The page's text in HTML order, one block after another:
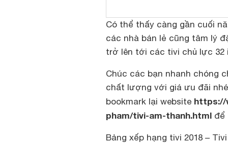
Có thể thấy càng gần cuối
các nhà bán lẻ cũng tâm lý
trở lên tới các tivi chủ lực 32
Chúc các bạn nhanh chóng
chất lượng với giá ưu đãi
bookmark lại website https://
pham/tivi-am-thanh.html để
Bảng xếp hạng tivi 2018 –